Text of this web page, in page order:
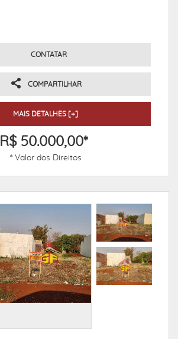
CONTATAR
COMPARTILHAR
MAIS DETALHES [+]
R$ 50.000,00*
* Valor dos Direitos